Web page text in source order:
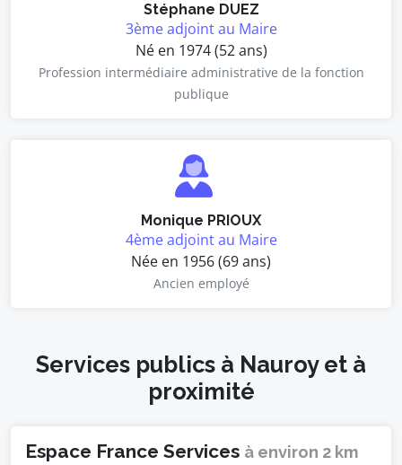
Stéphane DUEZ
3ème adjoint au Maire
Né en 1974 (52 ans)
Profession intermédiaire administrative de la fonction
publique
Monique PRIOUX
4ème adjoint au Maire
Née en 1956 (69 ans)
Ancien employé
Services publics à Nauroy et à
proximité
Espace France Services à environ 2 km